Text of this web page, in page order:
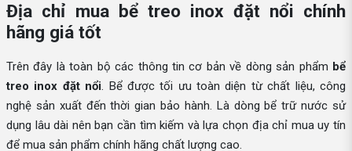
Địa chỉ mua bể treo inox đặt nổi chính
hãng giá tốt
Trên đây là toàn bộ các thông tin cơ bản về dòng sản phẩm bể
treo inox đặt nổi. Bể được tối ưu toàn diện từ chất liệu, công
nghệ sản xuất đến thời gian bảo hành. Là dòng bể trữ nước sử
dụng lâu dài nên bạn cần tìm kiếm và lựa chọn địa chỉ mua uy tín
để mua sản phẩm chính hãng chất lượng cao.